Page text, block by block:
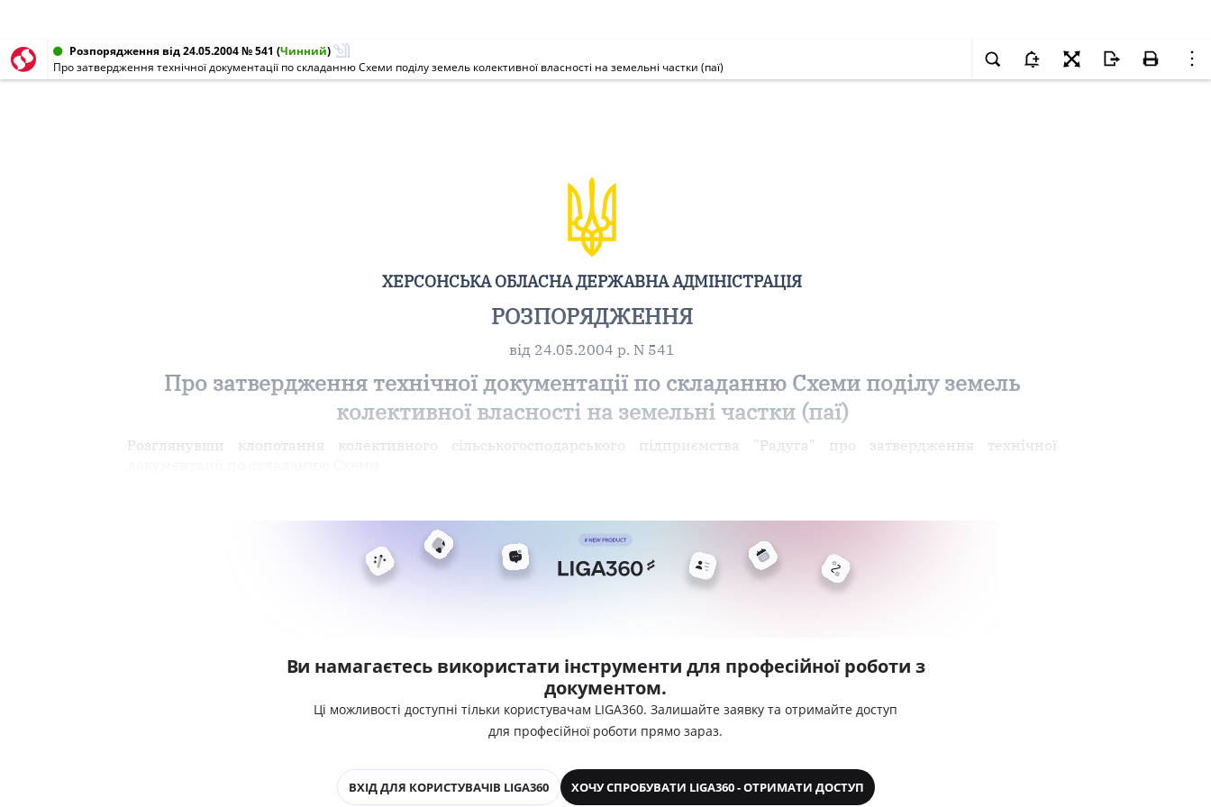
Розпорядження від 24.05.2004 № 541 (Чинний)
Про затвердження технічної документації по складанню Схеми поділу земель колективної власності на земельні частки (паї)
ХЕРСОНСЬКА ОБЛАСНА ДЕРЖАВНА АДМІНІСТРАЦІЯ
РОЗПОРЯДЖЕННЯ
від 24.05.2004 р. N 541
Про затвердження технічної документації по складанню Схеми поділу земель
колективної власності на земельні частки (паї)
Розглянувши клопотання колективного сільськогосподарського підприємства "Радуга" про затвердження технічної
Ви намагаєтесь використати інструменти для професійної роботи з
документом.
Ці можливості доступні тільки користувачам LIGA360. Залишайте заявку та отримайте доступ
для професійної роботи прямо зараз.
ВХІД ДЛЯ КОРИСТУВАЧІВ LIGA360 ХОЧУ СПРОБУВАТИ LIGA360 - ОТРИМАТИ ДОСТУП